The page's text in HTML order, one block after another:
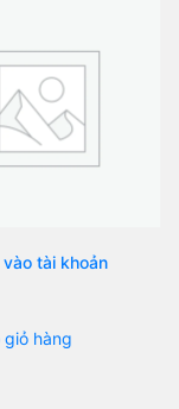
tài khoản
giỏ hàng